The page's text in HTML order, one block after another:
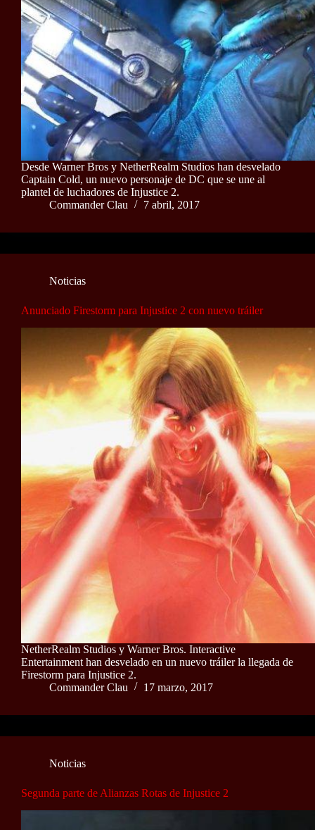
Desde Warner Bros y NetherRealm Studios han desvelado
Captain Cold, un nuevo personaje de DC que se une al
plantel de luchadores de Injustice 2.
Commander Clau
7 abril, 2017
Noticias
Anunciado Firestorm para Injustice 2 con nuevo tráiler
NetherRealm Studios y Warner Bros. Interactive
Entertainment han desvelado en un nuevo tráiler la llegada de
Firestorm para Injustice 2.
Commander Clau
17 marzo, 2017
Noticias
Segunda parte de Alianzas Rotas de Injustice 2